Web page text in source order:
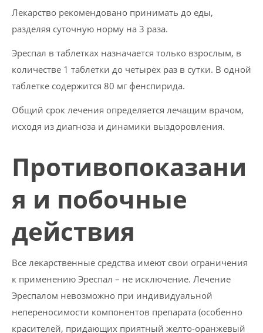
Лекарство рекомендовано принимать до еды,
разделяя суточную норму на 3 раза.
Эреспал в таблетках назначается только взрослым, в
количестве 1 таблетки до четырех раз в сутки. В одной
таблетке содержится 80 мг фенспирида.
Общий срок лечения определяется лечащим врачом,
исходя из диагноза и динамики выздоровления.
Противопоказани
я и побочные
действия
Все лекарственные средства имеют свои ограничения
к применению Эреспал – не исключение. Лечение
Эреспалом невозможно при индивидуальной
непереносимости компонентов препарата (особенно
красителей, придающих приятный желто-оранжевый